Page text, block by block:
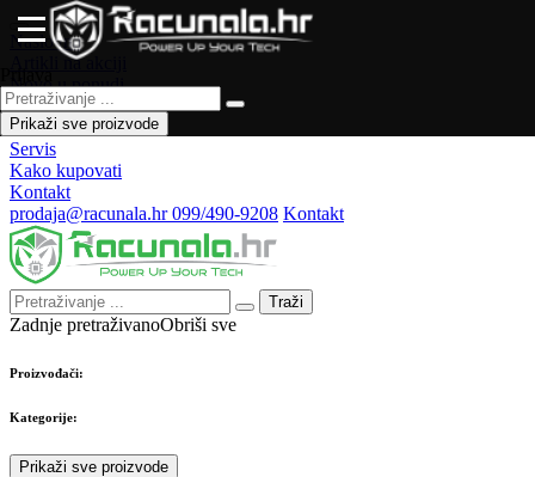
Naslovna
Artikli na akciji
Novo u ponudi
Česta pitanja
Forum
Servis
Kako kupovati
Kontakt
prodaja@racunala.hr099/490-9208 Kontakt
Traži
Zadnje pretraživanoObriši sve
Proizvođači:
Kategorije:
Prikaži sve proizvode
Prikaži sve proizvode